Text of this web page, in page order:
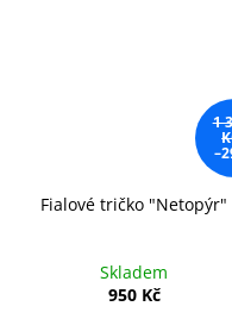
1
Fialové tričko "Netopýr"
Skladem
950 Kč